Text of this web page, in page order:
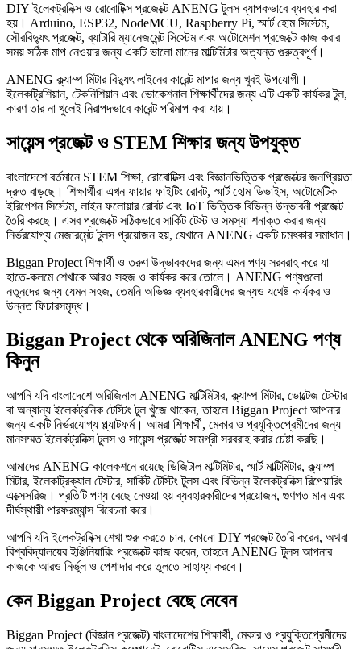
DIY ইলেকট্রনিক্স ও রোবোটিক্স প্রজেক্টে ANENG টুলস ব্যাপকভাবে ব্যবহার করা
হয়। Arduino, ESP32, NodeMCU, Raspberry Pi, স্মার্ট হোম সিস্টেম,
সৌরবিদ্যুৎ প্রজেক্ট, ব্যাটারি ম্যানেজমেন্ট সিস্টেম এবং অটোমেশন প্রজেক্টে কাজ করার
সময় সঠিক মাপ নেওয়ার জন্য একটি ভালো মানের মাল্টিমিটার অত্যন্ত গুরুত্বপূর্ণ।
ANENG ক্ল্যাম্প মিটার বিদ্যুৎ লাইনের কারেন্ট মাপার জন্য খুবই উপযোগী।
ইলেকট্রিশিয়ান, টেকনিশিয়ান এবং ভোকেশনাল শিক্ষার্থীদের জন্য এটি একটি কার্যকর টুল,
কারণ তার না খুলেই নিরাপদভাবে কারেন্ট পরিমাপ করা যায়।
সায়েন্স প্রজেক্ট ও STEM শিক্ষার জন্য উপযুক্ত
বাংলাদেশে বর্তমানে STEM শিক্ষা, রোবোটিক্স এবং বিজ্ঞানভিত্তিক প্রজেক্টের জনপ্রিয়তা
দ্রুত বাড়ছে। শিক্ষার্থীরা এখন ফায়ার ফাইটিং রোবট, স্মার্ট হোম ডিভাইস, অটোমেটিক
ইরিগেশন সিস্টেম, লাইন ফলোয়ার রোবট এবং IoT ভিত্তিক বিভিন্ন উদ্ভাবনী প্রজেক্ট
তৈরি করছে। এসব প্রজেক্টে সঠিকভাবে সার্কিট টেস্ট ও সমস্যা শনাক্ত করার জন্য
নির্ভরযোগ্য মেজারমেন্ট টুলস প্রয়োজন হয়, যেখানে ANENG একটি চমৎকার সমাধান।
Biggan Project শিক্ষার্থী ও তরুণ উদ্ভাবকদের জন্য এমন পণ্য সরবরাহ করে যা
হাতে-কলমে শেখাকে আরও সহজ ও কার্যকর করে তোলে। ANENG পণ্যগুলো
নতুনদের জন্য যেমন সহজ, তেমনি অভিজ্ঞ ব্যবহারকারীদের জন্যও যথেষ্ট কার্যকর ও
উন্নত ফিচারসমৃদ্ধ।
Biggan Project থেকে অরিজিনাল ANENG পণ্য
কিনুন
আপনি যদি বাংলাদেশে অরিজিনাল ANENG মাল্টিমিটার, ক্ল্যাম্প মিটার, ভোল্টেজ টেস্টার
বা অন্যান্য ইলেকট্রনিক টেস্টিং টুল খুঁজে থাকেন, তাহলে Biggan Project আপনার
জন্য একটি নির্ভরযোগ্য প্ল্যাটফর্ম। আমরা শিক্ষার্থী, মেকার ও প্রযুক্তিপ্রেমীদের জন্য
মানসম্মত ইলেকট্রনিক্স টুলস ও সায়েন্স প্রজেক্ট সামগ্রী সরবরাহ করার চেষ্টা করছি।
আমাদের ANENG কালেকশনে রয়েছে ডিজিটাল মাল্টিমিটার, স্মার্ট মাল্টিমিটার, ক্ল্যাম্প
মিটার, ইলেকট্রিক্যাল টেস্টার, সার্কিট টেস্টিং টুলস এবং বিভিন্ন ইলেকট্রনিক্স রিপেয়ারিং
এক্সেসরিজ। প্রতিটি পণ্য বেছে নেওয়া হয় ব্যবহারকারীদের প্রয়োজন, গুণগত মান এবং
দীর্ঘস্থায়ী পারফরম্যান্স বিবেচনা করে।
আপনি যদি ইলেকট্রনিক্স শেখা শুরু করতে চান, কোনো DIY প্রজেক্ট তৈরি করেন, অথবা
বিশ্ববিদ্যালয়ের ইঞ্জিনিয়ারিং প্রজেক্টে কাজ করেন, তাহলে ANENG টুলস আপনার
কাজকে আরও নির্ভুল ও পেশাদার করে তুলতে সাহায্য করবে।
কেন Biggan Project বেছে নেবেন
Biggan Project (বিজ্ঞান প্রজেক্ট) বাংলাদেশের শিক্ষার্থী, মেকার ও প্রযুক্তিপ্রেমীদের